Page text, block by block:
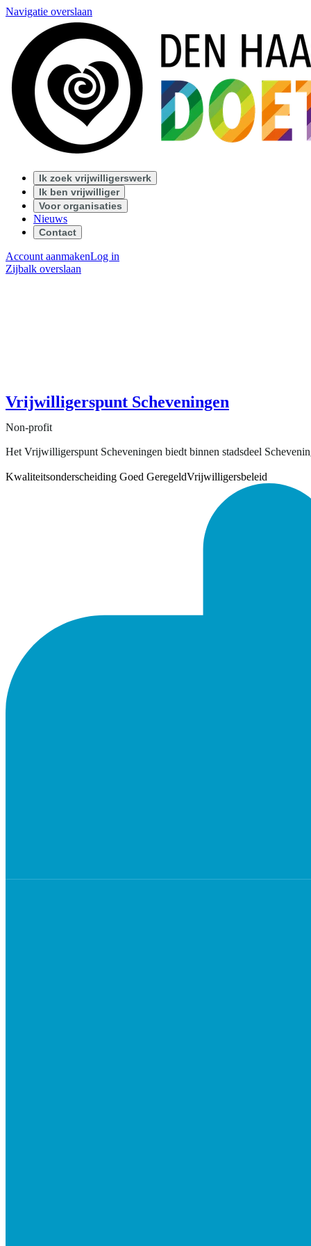
Navigatie overslaan
Ik zoek vrijwilligerswerk
Ik ben vrijwilliger
Voor organisaties
Nieuws
Contact
Account aanmakenLog in
Zijbalk overslaan
Vrijwilligerspunt Scheveningen
Non-profit
Het Vrijwilligerspunt Scheveningen biedt binnen stadsdeel
Kwaliteitsonderscheiding Goed GeregeldVrijwilligersbeleid